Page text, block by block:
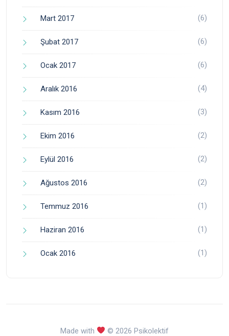
Mart 2017 (6)
Şubat 2017 (6)
Ocak 2017 (6)
Aralık 2016 (4)
Kasım 2016 (3)
Ekim 2016 (2)
Eylül 2016 (2)
Ağustos 2016 (2)
Temmuz 2016 (1)
Haziran 2016 (1)
Ocak 2016 (1)
Made with © 2026 Psikolektif